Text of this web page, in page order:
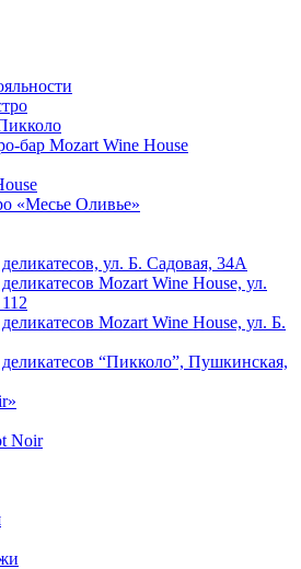
бар Mozart Wine House
«Месье Оливье»
ул. Б. Садовая, 34А
Mozart Wine House, ул.
Mozart Wine House, ул. Б.
“Пикколо”, Пушкинская,
Noir